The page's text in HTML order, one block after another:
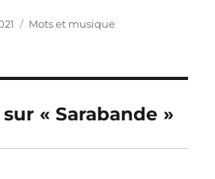
Catégories
Mots et musique
« Sarabande »